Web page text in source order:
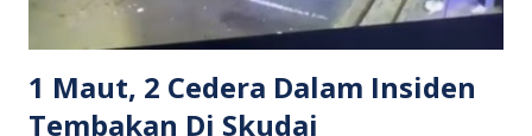
mengambil tindakan tegas, manakala ada yang bersimpati
terhadap wanita dipercayai menjadi mangs...
1 Maut, 2 Cedera Dalam Insiden
Tembakan Di Skudai